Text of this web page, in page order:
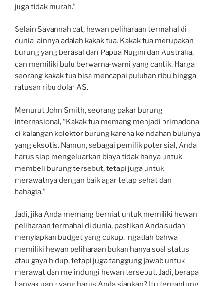
juga tidak murah.”
Selain Savannah cat, hewan peliharaan termahal di
dunia lainnya adalah kakak tua. Kakak tua merupakan
burung yang berasal dari Papua Nugini dan Australia,
dan memiliki bulu berwarna-warni yang cantik. Harga
seorang kakak tua bisa mencapai puluhan ribu hingga
ratusan ribu dolar AS.
Menurut John Smith, seorang pakar burung
internasional, “Kakak tua memang menjadi primadona
di kalangan kolektor burung karena keindahan bulunya
yang eksotis. Namun, sebagai pemilik potensial, Anda
harus siap mengeluarkan biaya tidak hanya untuk
membeli burung tersebut, tetapi juga untuk
merawatnya dengan baik agar tetap sehat dan
bahagia.”
Jadi, jika Anda memang berniat untuk memiliki hewan
peliharaan termahal di dunia, pastikan Anda sudah
menyiapkan budget yang cukup. Ingatlah bahwa
memiliki hewan peliharaan bukan hanya soal status
atau gaya hidup, tetapi juga tanggung jawab untuk
merawat dan melindungi hewan tersebut. Jadi, berapa
banyak uang yang harus Anda siapkan? Itu tergantung